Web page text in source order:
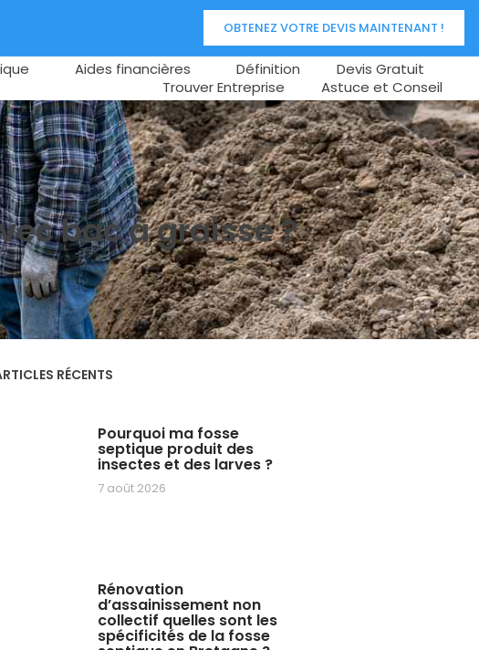
OBTENEZ VOTRE DEVIS MAINTENANT !
Aides financières Définition
Devis Gratuit
Trouver Entreprise
Astuce et Conseil
bac à graisse ?
RÉCENTS
Pourquoi ma fosse
septique produit des
insectes et des larves ?
7 août 2026
Rénovation
d’assainissement non
collectif quelles sont les
spécificités de la fosse